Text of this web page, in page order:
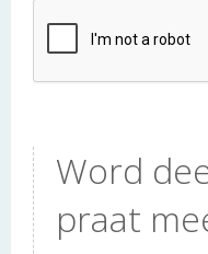
Word
praat